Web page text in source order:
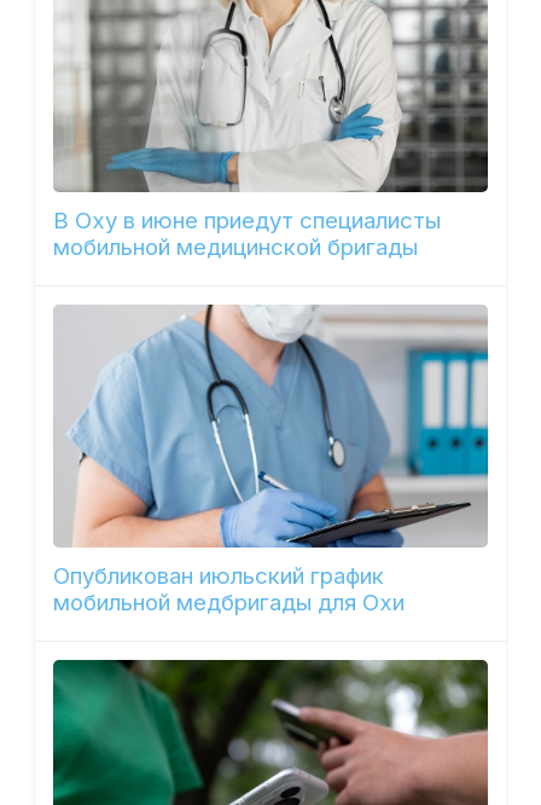
В Оху в июне приедут специалисты
мобильной медицинской бригады
Опубликован июльский график
мобильной медбригады для Охи